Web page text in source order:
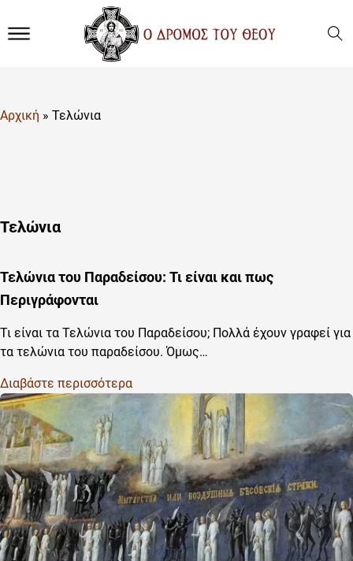
Αρχική » Τελώνια
Τελώνια
Τελώνια του Παραδείσου: Τι είναι και πως
Περιγράφονται
Τι είναι τα Τελώνια του Παραδείσου; Πολλά έχουν γραφεί για
τα τελώνια του παραδείσου. Όμως…
Διαβάστε περισσότερα